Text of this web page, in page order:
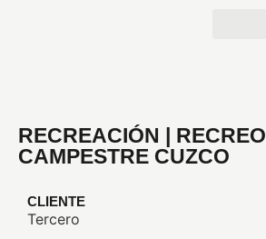
RECREACIÓN | RECREO
CAMPESTRE CUZCO
CLIENTE
Tercero